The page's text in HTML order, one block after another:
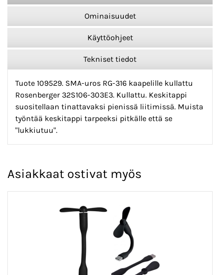
Ominaisuudet
Käyttöohjeet
Tekniset tiedot
Tuote 109529. SMA-uros RG-316 kaapelille kullattu
Rosenberger 32S106-303E3. Kullattu. Keskitappi
suositellaan tinattavaksi pienissä liitimissä. Muista
työntää keskitappi tarpeeksi pitkälle että se
"lukkiutuu".
Asiakkaat ostivat myös